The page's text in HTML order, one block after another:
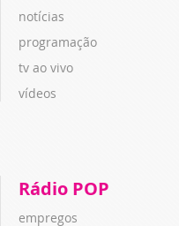
notícias
programação
tv ao vivo
vídeos
Rádio POP
empregos